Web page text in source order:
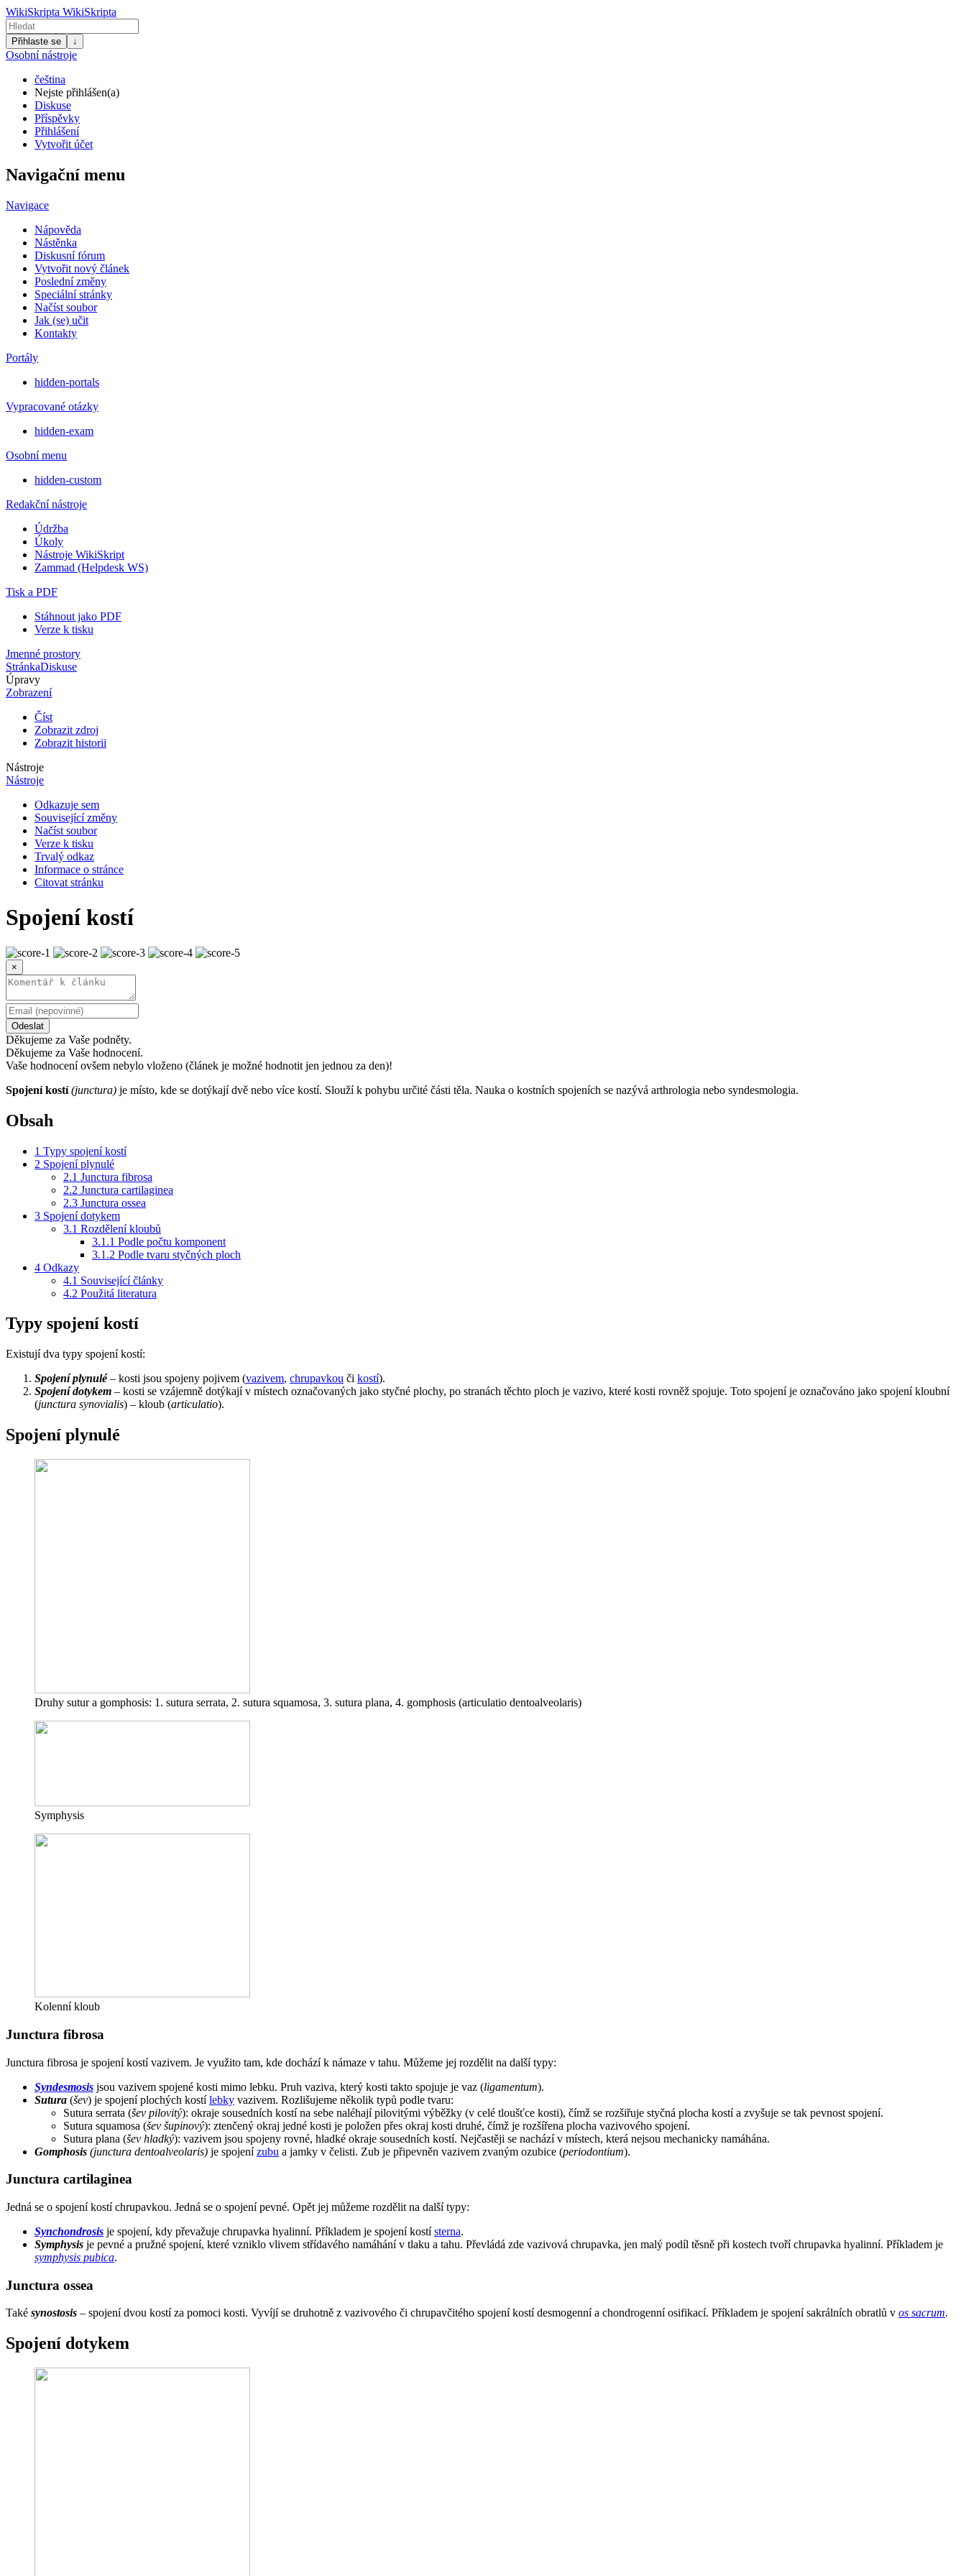
WikiSkripta WikiSkripta
Přihlaste se ↓
Osobní nástroje
čeština
Nejste přihlášen(a)
Diskuse
Příspěvky
Přihlášení
Vytvořit účet
Navigační menu
Navigace
Nápověda
Nástěnka
Diskusní fórum
Vytvořit nový článek
Poslední změny
Speciální stránky
Načíst soubor
Jak (se) učit
Kontakty
Portály
hidden-portals
Vypracované otázky
hidden-exam
Osobní menu
hidden-custom
Redakční nástroje
Údržba
Úkoly
Nástroje WikiSkript
Zammad (Helpdesk WS)
Tisk a PDF
Stáhnout jako PDF
Verze k tisku
Jmenné prostory
StránkaDiskuse
Úpravy
Zobrazení
Číst
Zobrazit zdroj
Zobrazit historii
Nástroje
Nástroje
Odkazuje sem
Související změny
Načíst soubor
Verze k tisku
Trvalý odkaz
Informace o stránce
Citovat stránku
Spojení kostí
×
Odeslat
Děkujeme za Vaše podněty.
Děkujeme za Vaše hodnocení.
Vaše hodnocení ovšem nebylo vloženo (článek je možné hodnotit jen jednou za den)!
Spojení kostí (junctura) je místo, kde se dotýkají dvě nebo více kostí. Slouží k pohybu určité části těla. Nauka o kostních spojeních se nazývá arthrologia nebo syndesmologia.
Obsah
1 Typy spojení kostí
2 Spojení plynulé
2.1 Junctura fibrosa
2.2 Junctura cartilaginea
2.3 Junctura ossea
3 Spojení dotykem
3.1 Rozdělení kloubů
3.1.1 Podle počtu komponent
3.1.2 Podle tvaru styčných ploch
4 Odkazy
4.1 Související články
4.2 Použitá literatura
Typy spojení kostí
Existují dva typy spojení kostí:
Spojení plynulé– kosti jsou spojeny pojivem (vazivem, chrupavkou či kostí).
Spojení dotykem – kosti se vzájemně dotýkají v místech označovaných jako styčné plochy, po stranách těchto ploch je vazivo, které kosti rovněž spojuje. Toto spojení je označováno jako spojení kloubní
(junctura synovialis) – kloub (articulatio).
Spojení plynulé
Druhy sutur a gomphosis: 1. sutura serrata, 2. sutura squamosa, 3. sutura plana, 4. gomphosis (articulatio dentoalveolaris)
Symphysis
Kolenní kloub
Junctura fibrosa
Junctura fibrosa je spojení kostí vazivem. Je využito tam, kde dochází k námaze v tahu. Můžeme jej rozdělit na další typy:
Syndesmosis jsou vazivem spojené kosti mimo lebku. Pruh vaziva, který kosti takto spojuje je vaz (ligamentum).
Sutura (šev) je spojení plochých kostílebky vazivem. Rozlišujeme několik typů podle tvaru:
Sutura serrata (šev pilovitý): okraje sousedních kostí na sebe naléhají pilovitými výběžky (v celé tloušťce kosti), čímž se rozšiřuje styčná plocha kostí a zvyšuje se tak pevnost spojení.
Sutura squamosa (šev šupinový): ztenčený okraj jedné kosti je položen přes okraj kosti druhé, čímž je rozšířena plocha vazivového spojení.
Sutura plana (šev hladký): vazivem jsou spojeny rovné, hladké okraje sousedních kostí. Nejčastěji se nachází v místech, která nejsou mechanicky namáhána.
Gomphosis (junctura dentoalveolaris) je spojenízubu a jamky v čelisti. Zub je připevněn vazivem zvaným ozubice (periodontium).
Junctura cartilaginea
Jedná se o spojení kostí chrupavkou. Jedná se o spojení pevné. Opět jej můžeme rozdělit na další typy:
Synchondrosis je spojení, kdy převažuje chrupavka hyalinní. Příkladem je spojení kostísterna.
Symphysis je pevné a pružné spojení, které vzniklo vlivem střídavého namáhání v tlaku a tahu. Převládá zde vazivová chrupavka, jen malý podíl těsně při kostech tvoří chrupavka hyalinní. Příkladem je
symphysis pubica.
Junctura ossea
Také synostosis – spojení dvou kostí za pomoci kosti. Vyvíjí se druhotně z vazivového či chrupavčitého spojení kostí desmogenní a chondrogenní osifikací. Příkladem je spojení sakrálních obratlů v os sacrum.
Spojení dotykem